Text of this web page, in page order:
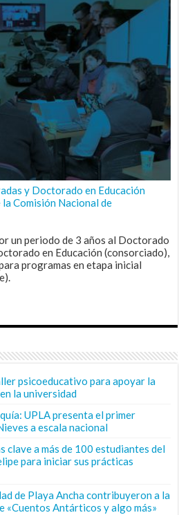
y Doctorado en Educación
Comisión Nacional de
un periodo de 3 años al Doctorado
en Educación (consorciado),
programas en etapa inicial
psicoeducativo para apoyar la
la universidad
UPLA presenta el primer
a escala nacional
clave a más de 100 estudiantes del
para iniciar sus prácticas
de Playa Ancha contribuyeron a la
«Cuentos Antárticos y algo más»